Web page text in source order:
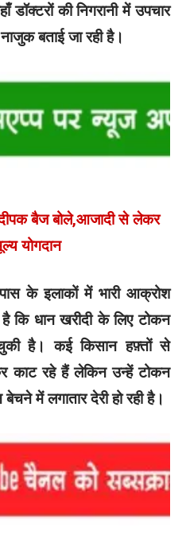
की निगरानी में उपचार
बताई जा रही है।
बैज बोले,आजादी से लेकर
योगदान
के इलाकों में भारी आक्रोश
कि धान खरीदी के लिए टोकन
है। कई किसान हफ़्तों से
काट रहे हैं लेकिन उन्हें टोकन
में लगातार देरी हो रही है।